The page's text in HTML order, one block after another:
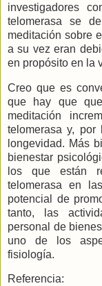
investigadores
telomerasa se
meditación sobre
a su vez eran
en propósito en la
Creo que es
que hay que
meditación
telomerasa y,
longevidad. Más
bienestar
los que están
telomerasa en
potencial de
tanto, las
personal de
uno de los
fisiología.
Referencia: